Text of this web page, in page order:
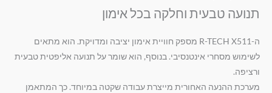
תנועה טבעית וחלקה בכל אימון
ה-R-TECH X511 מספק חוויית אימון יציבה ומדויקת. הוא מתאים
לשימוש מסחרי אינטנסיבי. בנוסף, הוא שומר על תנועה אליפטית טבעית
ורציפה.
מערכת ההנעה האחורית מייצרת עבודה שקטה במיוחד. כך המתאמן